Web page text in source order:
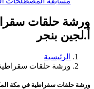
ورشة حلقات
أ.لجين بنجر
الرئيسية
ورشة حلقات
ورشة حلقات سقراطية في مكة